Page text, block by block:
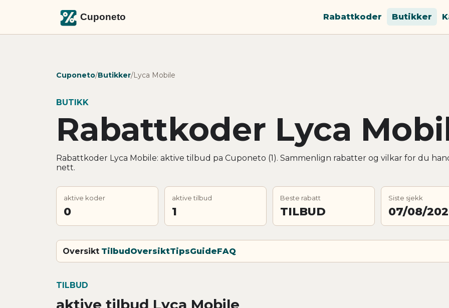
Rabattkoder Butikker
Cuponeto/Butikker/Lyca Mobile
BUTIKK
Rabattkoder Lyca
Rabattkoder Lyca Mobile: aktive tilbud pa Cuponeto (1). Sammenlign rabatter og vilkar for du
nett.
aktive koder
0
aktive tilbud
1
Beste rabatt
TILBUD
Siste sjekk
07/08/
Oversikt TilbudOversiktTipsGuideFAQ
TILBUD
aktive tilbud Lyca Mobile